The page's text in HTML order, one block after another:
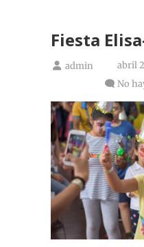
Fiesta
admin
abril
No